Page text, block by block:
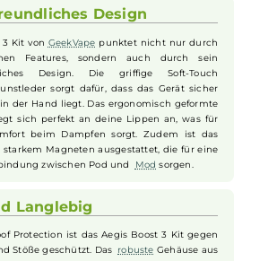
mAh Akku und der moderne AS 4.0 Chipsatz
Vape-Zeiten und eine stabileLeistungsabgabe.
ein brillantes 0.96 Zoll Farbdisplay und
mit praktischem Schieberegler runden das
Gesamtkonzept ab. Der Boost 2 Pod bietet zudem
von 5.0 ml und unterstützt dank der
Coilsverschiedene Dampferlebnisse von DL bis
Design
3 Kit von GeekVape
Features, sondern auch durch sein
Design. Die griffige Soft-Touch
Kunstleder sorgt dafür, dass das Gerät sicher